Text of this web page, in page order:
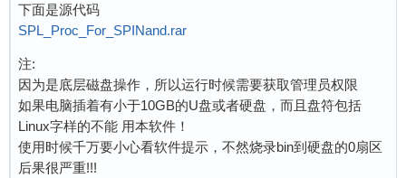
下面是源代码
SPL_Proc_For_SPINand.rar
注:
因为是底层磁盘操作，所以运行时候需要获取管理员权限
如果电脑插着有小于10GB的U盘或者硬盘，而且盘符包括
Linux字样的不能 用本软件！
使用时候千万要小心看软件提示，不然烧录bin到硬盘的0扇区
后果很严重!!!